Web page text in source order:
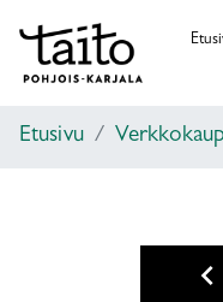
Etusivu
keyboard_arrow_left